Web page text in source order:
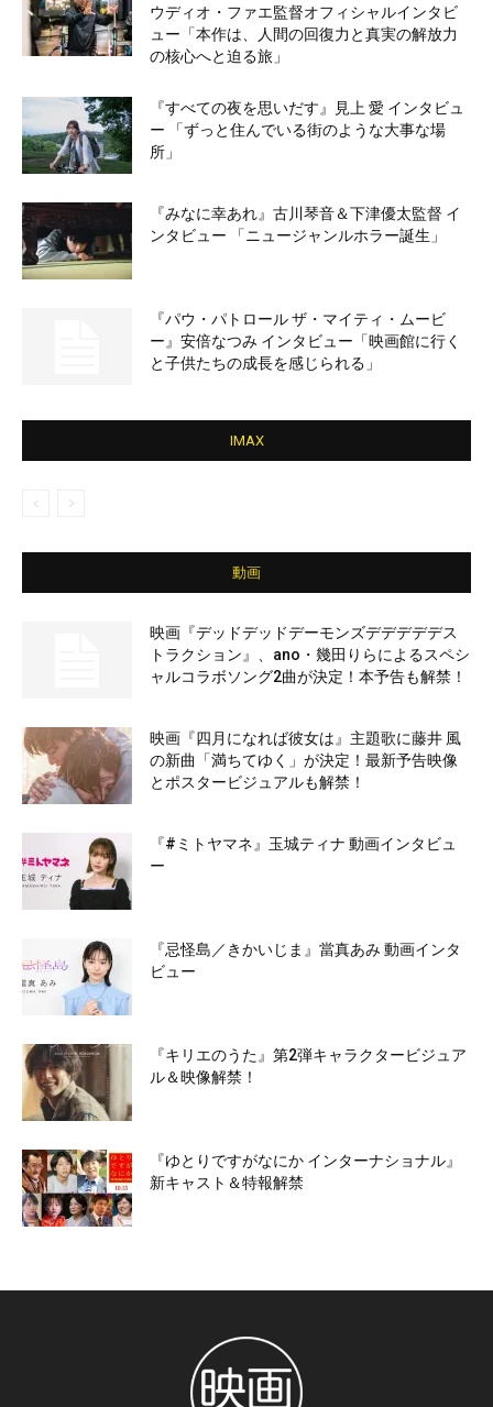
ウディオ・ファエ監督オフィシャルインタビ
ュー「本作は、人間の回復力と真実の解放力
の核心へと迫る旅」
『すべての夜を思いだす』見上 愛 インタビュ
ー 「ずっと住んでいる街のような大事な場
所」
『みなに幸あれ』古川琴音＆下津優太監督 イ
ンタビュー 「ニュージャンルホラー誕生」
『パウ・パトロール ザ・マイティ・ムービ
ー』安倍なつみ インタビュー「映画館に行く
と子供たちの成長を感じられる」
IMAX
動画
映画『デッドデッドデーモンズデデデデデス
トラクション』、ano・幾田りらによるスペシ
ャルコラボソング2曲が決定！本予告も解禁！
映画『四月になれば彼女は』主題歌に藤井 風
の新曲「満ちてゆく」が決定！最新予告映像
とポスタービジュアルも解禁！
『#ミトヤマネ』玉城ティナ 動画インタビュ
ー
『忌怪島／きかいじま』當真あみ 動画インタ
ビュー
『キリエのうた』第2弾キャラクタービジュア
ル＆映像解禁！
『ゆとりですがなにか インターナショナル』
新キャスト＆特報解禁